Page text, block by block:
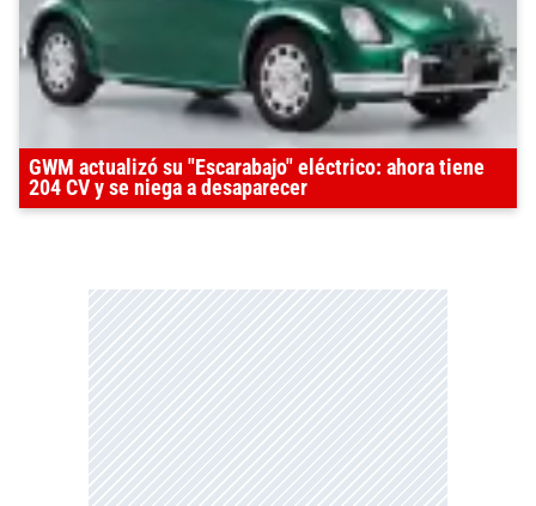
GWM actualizó su "Escarabajo" eléctrico: ahora tiene
204 CV y se niega a desaparecer